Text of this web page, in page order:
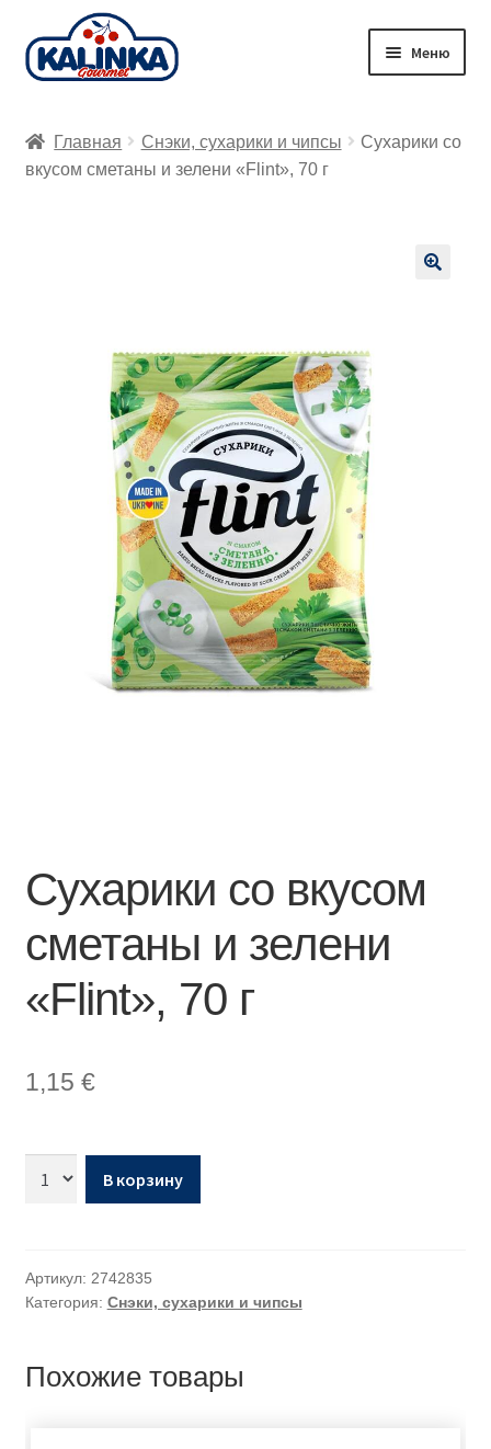
Перейти
к
Перейти
к
Меню
Заказ онлайн
Главная Снэки, сухарики и чипсы
Сухарики со
вкусом сметаны и зелени «Flint», 70 г
Сухарики со вкусом
сметаны и зелени
«Flint», 70 г
1,15 €
В корзину
Артикул: 2742835
Категория: Снэки, сухарики и чипсы
Похожие товары